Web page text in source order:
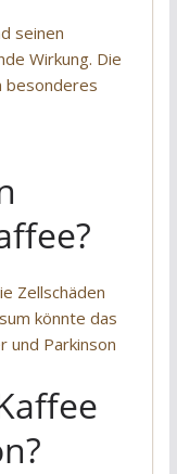
seinen
Wirkung. Die
besonderes
Zellschäden
könnte das
und Parkinson